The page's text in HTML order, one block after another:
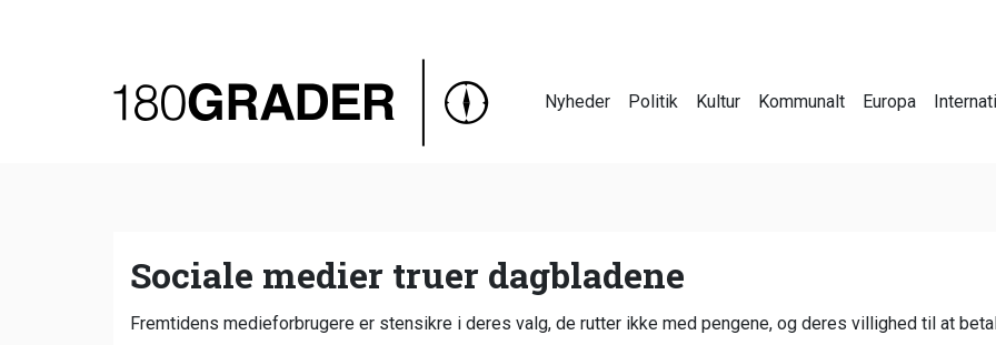
Nyheder Politik Kultur Kommunalt Europa
Sociale medier truer dagbladene
Fremtidens medieforbrugere er stensikre i deres valg, de rutter ikke med pengene, og deres villighed til at